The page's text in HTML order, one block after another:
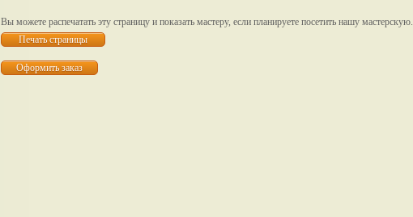
Вы можете распечатать эту страницу и показать мастеру, если планируете посетить нашу мастерскую.